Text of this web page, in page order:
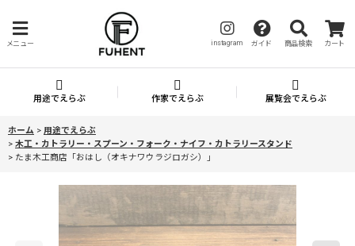
メニュー instagram ガイド 商品検索 カート
用途でえらぶ 作家でえらぶ 展覧会でえらぶ
ホーム > 用途でえらぶ
> 木工・カトラリー・スプーン・フォーク・ナイフ・カトラリースタンド
> たま木工商店「おはし（オキナワウラジロガシ）」